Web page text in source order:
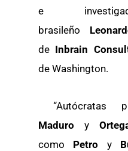
e
brasileño
de Inbrain
de Washington.
“Autócratas
Maduro y
como Petro y